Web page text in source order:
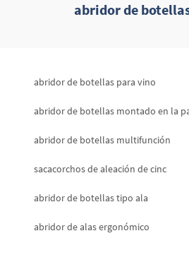
abridor de
abridor de botellas para vino
abridor de botellas montado en la
abridor de botellas multifunción
sacacorchos de aleación de cinc
abridor de botellas tipo ala
abridor de alas ergonómico